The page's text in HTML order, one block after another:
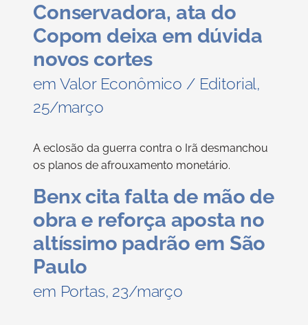
Conservadora, ata do
Copom deixa em dúvida
novos cortes
em Valor Econômico / Editorial,
25/março
A eclosão da guerra contra o Irã desmanchou
os planos de afrouxamento monetário.
Benx cita falta de mão de
obra e reforça aposta no
altíssimo padrão em São
Paulo
em Portas, 23/março